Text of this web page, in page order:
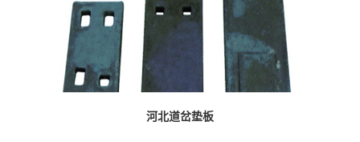
河北道岔垫板